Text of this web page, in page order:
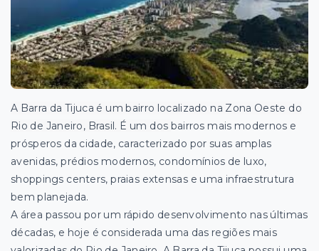
A Barra da Tijuca é um bairro localizado na Zona Oeste do
Rio de Janeiro, Brasil. É um dos bairros mais modernos e
prósperos da cidade, caracterizado por suas amplas
avenidas, prédios modernos, condomínios de luxo,
shoppings centers, praias extensas e uma infraestrutura
bem planejada.
A área passou por um rápido desenvolvimento nas últimas
décadas, e hoje é considerada uma das regiões mais